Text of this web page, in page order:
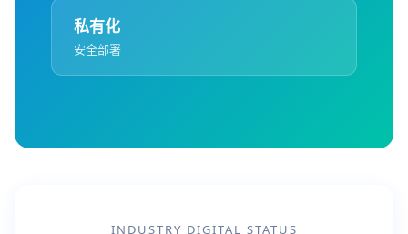
私有化
安全部署
INDUSTRY DIGITAL STATUS